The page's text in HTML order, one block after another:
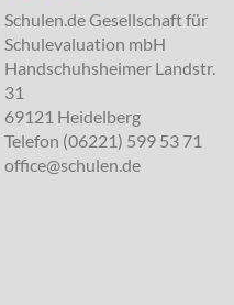
Schulen.de Gesellschaft für
Schulevaluation mbH
Handschuhsheimer Landstr.
31
69121 Heidelberg
Telefon (06221) 599 53 71
office@schulen.de